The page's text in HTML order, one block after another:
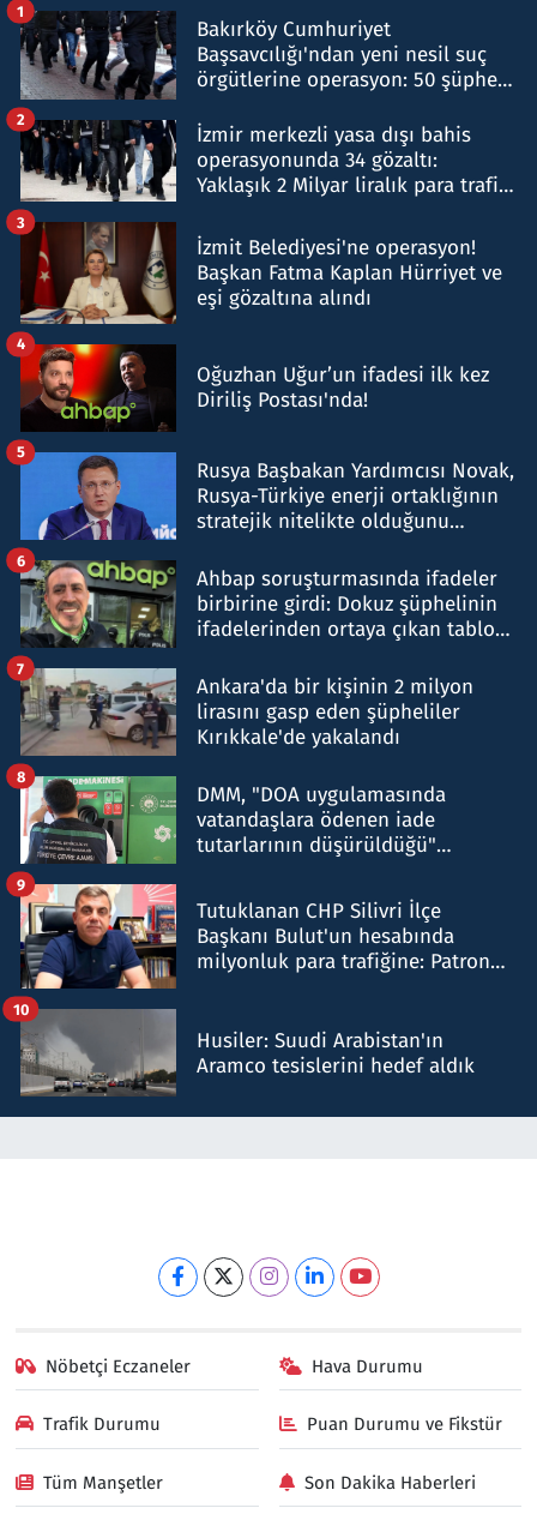
Bakırköy Cumhuriyet
Başsavcılığı'ndan yeni nesil suç
örgütlerine operasyon: 50 şüpheli
1
İzmir merkezli yasa dışı bahis
operasyonunda 34 gözaltı:
Yaklaşık 2 Milyar liralık para trafiği
2
İzmit Belediyesi'ne operasyon!
Başkan Fatma Kaplan Hürriyet ve
eşi gözaltına alındı
3
Oğuzhan Uğur’un ifadesi ilk kez
Diriliş Postası'nda!
4
Rusya Başbakan Yardımcısı Novak,
Rusya-Türkiye enerji ortaklığının
stratejik nitelikte olduğunu
5
Ahbap soruşturmasında ifadeler
birbirine girdi: Dokuz şüphelinin
ifadelerinden ortaya çıkan tablo
6
Ankara'da bir kişinin 2 milyon
lirasını gasp eden şüpheliler
Kırıkkale'de yakalandı
7
DMM, "DOA uygulamasında
vatandaşlara ödenen iade
tutarlarının düşürüldüğü"
8
Tutuklanan CHP Silivri İlçe
Başkanı Bulut'un hesabında
milyonluk para trafiğine: Patron
9
Husiler: Suudi Arabistan'ın
Aramco tesislerini hedef aldık
10
Nöbetçi Eczaneler Hava Durumu
Trafik Durumu Puan Durumu ve Fikstür
Tüm Manşetler Son Dakika Haberleri